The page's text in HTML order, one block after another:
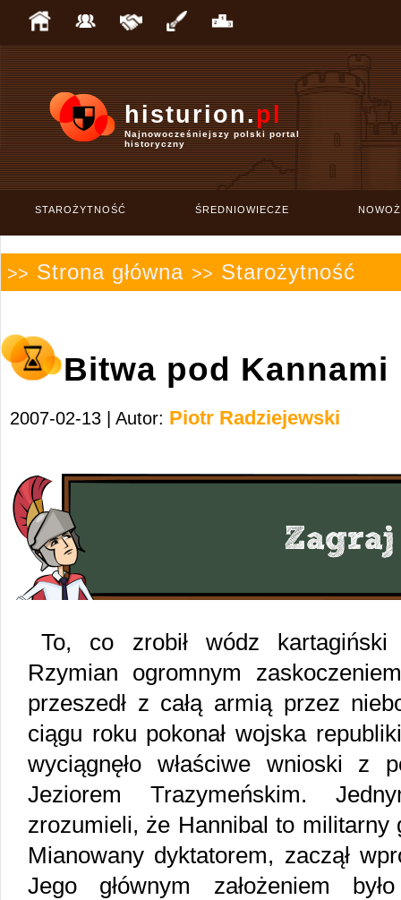
histurion.pl
Najnowocześniejszy polski portal
historyczny
STAROŻYTNOŚĆ ŚREDNIOWIECZE
>> Strona główna >> Starożytność
Bitwa pod Kannami
2007-02-13 | Autor: Piotr Radziejewski
To, co zrobił wódz
Rzymian ogromnym
przeszedł z całą armią przez
ciągu roku pokonał wojska
wyciągnęło właściwe wnioski z
Jeziorem Trazymeńskim.
zrozumieli, że Hannibal to militarny
Mianowany dyktatorem, zaczął
Jego głównym założeniem